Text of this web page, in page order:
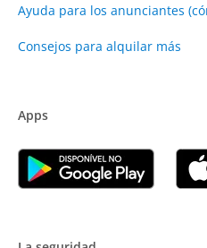
Ayuda para los anunciantes
Consejos para alquilar más
Apps